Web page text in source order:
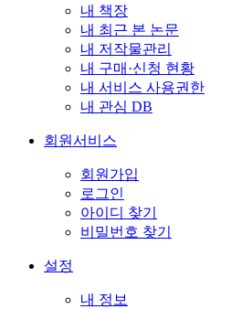
내 책장
내 최근 본 논문
내 저작물관리
내 구매·신청 현황
내 서비스 사용권한
내 관심 DB
회원서비스
회원가입
로그인
아이디 찾기
비밀번호 찾기
설정
내 정보